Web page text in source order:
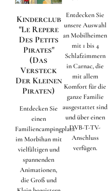
Kinderclub
"Le Repere
Des Petits
Pirates"
(Das
Versteck
Der Kleinen
Piraten)
Entdecken Sie
einen
Familiencampingplatz
im Morbihan mit
vielfältigen und
spannenden
Animationen,
die Groß und
Entdecken Sie
unsere Auswahl
an Mobilheimen
mit 1 bis 4
Schlafzimmern
in Carnac, die
mit allem
Komfort für die
ganze Familie
ausgestattet sind
und über einen
DVB-T-TV-
Anschluss
verfügen.